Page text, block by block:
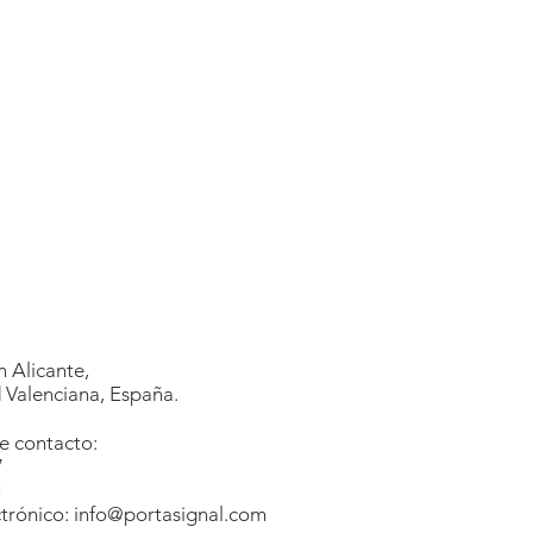
Alicante,
España.
contacto:
info@portasignal.com